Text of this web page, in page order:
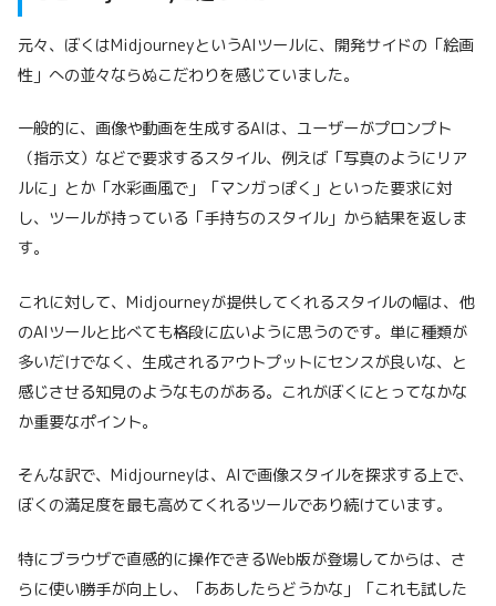
元々、ぼくはMidjourneyというAIツールに、開発サイドの「絵画
性」への並々ならぬこだわりを感じていました。
一般的に、画像や動画を生成するAIは、ユーザーがプロンプト
（指示文）などで要求するスタイル、例えば「写真のようにリア
ルに」とか「水彩画風で」「マンガっぽく」といった要求に対
し、ツールが持っている「手持ちのスタイル」から結果を返しま
す。
これに対して、Midjourneyが提供してくれるスタイルの幅は、他
のAIツールと比べても格段に広いように思うのです。単に種類が
多いだけでなく、生成されるアウトプットにセンスが良いな、と
感じさせる知見のようなものがある。これがぼくにとってなかな
か重要なポイント。
そんな訳で、Midjourneyは、AIで画像スタイルを探求する上で、
ぼくの満足度を最も高めてくれるツールであり続けています。
特にブラウザで直感的に操作できるWeb版が登場してからは、さ
らに使い勝手が向上し、「ああしたらどうかな」「これも試した